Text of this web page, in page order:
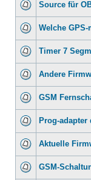
Source für
Welche
Timer 7
Andere
GSM
Prog-adapter
Aktuelle
GSM-